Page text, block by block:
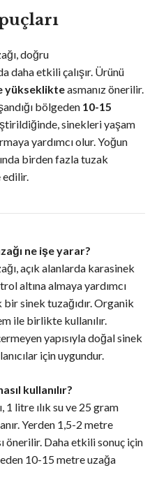
doğru
daha etkili çalışır. Ürünü
yükseklikteasmanız önerilir.
bölgeden 10-15
sinekleri yaşam
yardımcı olur. Yoğun
birden fazla tuzak
edilir.
ne işe yarar?
açık alanlarda karasinek
altına almaya yardımcı
bir sinek tuzağıdır. Organik
ile birlikte kullanılır.
yapısıyla doğal sinek
için uygundur.
kullanılır?
1 litre ılık su ve 25 gram
Yerden 1,5-2 metre
önerilir. Daha etkili sonuç için
10-15 metre uzağa